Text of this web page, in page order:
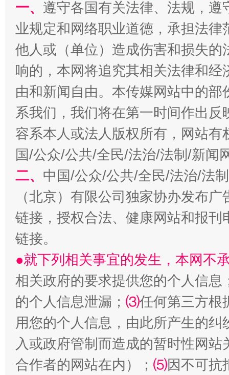
这是一记警钟！ 谢
在谋一域中谋全局
习近平的博鳌关键词
魏明亮
一、 遵守各国有关法律、法规，
业规定和网络职业道德，承担法
他人或（单位）造成伤害和损失
响的，本网将追究其相关法律和
由和新闻自由。本传媒网站中的
系我们，我们将在第一时间作出
容系本人或法人版权所有，网站
国/公众/公共/全民/法治/法制/新闻
二、 中国/公众/公共/全民/法治/法
（北京）有限公司独家协办发布
链接，授权合法、健康网站和报
链接。
●就下列相关事宜的发生，本网不
相关政府的要求提供您的个人信息
的个人信息泄漏； ⑶任何第三方根
用您的个人信息，由此所产生的纠
入或政府管制而造成的暂时性网
合作者的网站在内）； ⑸因不可抗